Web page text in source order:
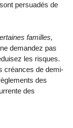
persuadés de
familles,
demandez pas
les risques.
créances de demi-
des
des